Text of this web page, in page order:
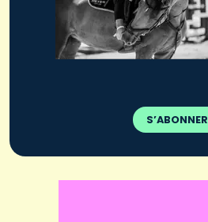
S’ABONNER